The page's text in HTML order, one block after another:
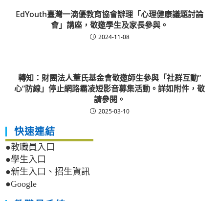
EdYouth臺灣一滴優教育協會辦理「心理健康議題討論
會」講座，敬邀學生及家長參與。
2024-11-08
轉知：財團法人董氏基金會敬邀師生參與「社群互動”
心”防線」停止網路霸凌短影音募集活動。詳如附件，敬
請參閱。
2025-03-10
快速連結
●教職員入口
●學生入口
●新生入口、招生資訊
●Google